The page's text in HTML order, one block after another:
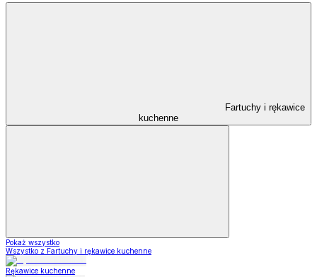
Fartuchy i rękawice
kuchenne
Pokaż wszystko
Wszystko z Fartuchy i rękawice kuchenne
Rękawice kuchenne